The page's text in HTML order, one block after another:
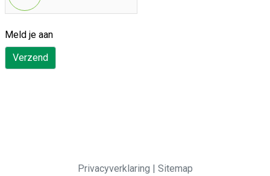
Meld je aan
Verzend
Privacyverklaring Sitemap